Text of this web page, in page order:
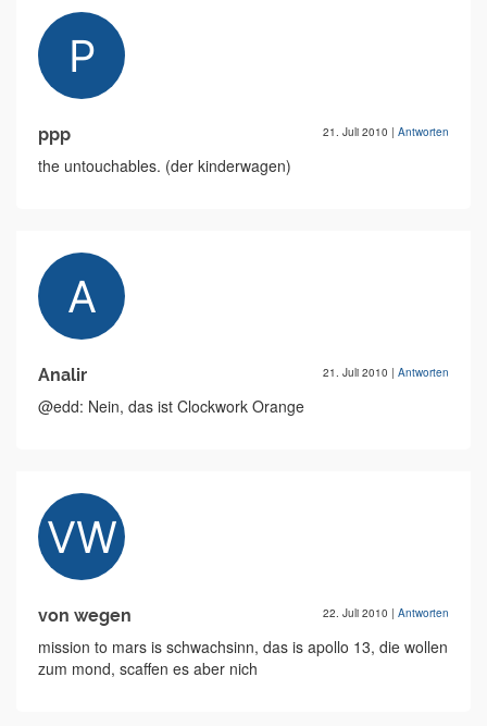
ppp 21. Juli 2010 | Antworten
the untouchables. (der kinderwagen)
Analir 21. Juli 2010 | Antworten
@edd: Nein, das ist Clockwork Orange
von wegen 22. Juli 2010 | Antworten
mission to mars is schwachsinn, das is apollo 13, die wollen
zum mond, scaffen es aber nich